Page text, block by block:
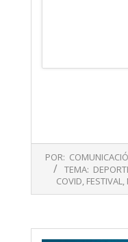
12-
POR:
TEMA:
COVID, FESTIVAL,